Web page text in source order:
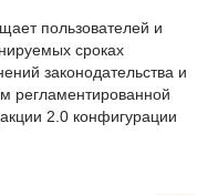
пользователей и
сроках
законодательства и
регламентированной
2.0 конфигурации